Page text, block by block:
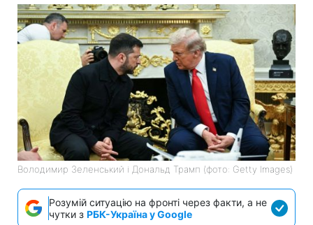
Володимир Зеленський і Дональд Трамп (фото: Getty Images)
Розумій ситуацію на фронті через факти, а не
чутки з РБК-Україна у Google